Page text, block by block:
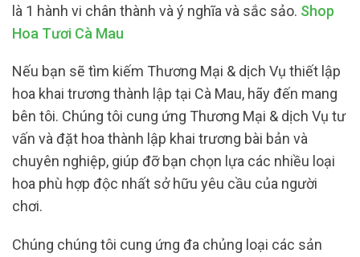
là 1 hành vi chân thành và ý nghĩa và sắc sảo. Shop
Hoa Tươi Cà Mau
Nếu bạn sẽ tìm kiếm Thương Mại & dịch Vụ thiết lập
hoa khai trương thành lập tại Cà Mau, hãy đến mang
bên tôi. Chúng tôi cung ứng Thương Mại & dịch Vụ tư
vấn và đặt hoa thành lập khai trương bài bản và
chuyên nghiệp, giúp đỡ bạn chọn lựa các nhiều loại
hoa phù hợp độc nhất sở hữu yêu cầu của người
chơi.
Chúng chúng tôi cung ứng đa chủng loại các sản